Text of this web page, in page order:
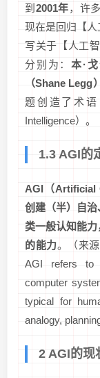
到 2001年，许
现在是回归【
写关于【人工
分别为：本·
（Shane Legg
题创造了术语
Intelligence）。
1.3 AGI的
AGI（Artificial
创建（半）自
类一般认知能
的能力。（来源
AGI refers to
computer
typical for
analogy,
2 AGI的现